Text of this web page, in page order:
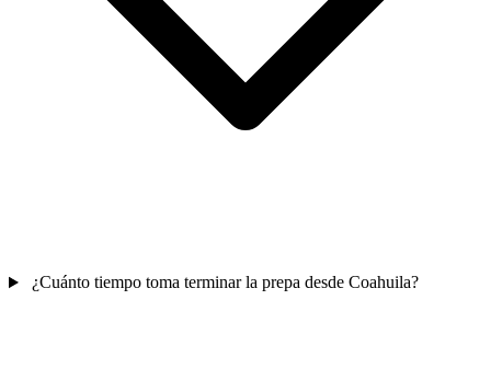
¿Cuánto tiempo toma terminar la prepa desde Coahuila?